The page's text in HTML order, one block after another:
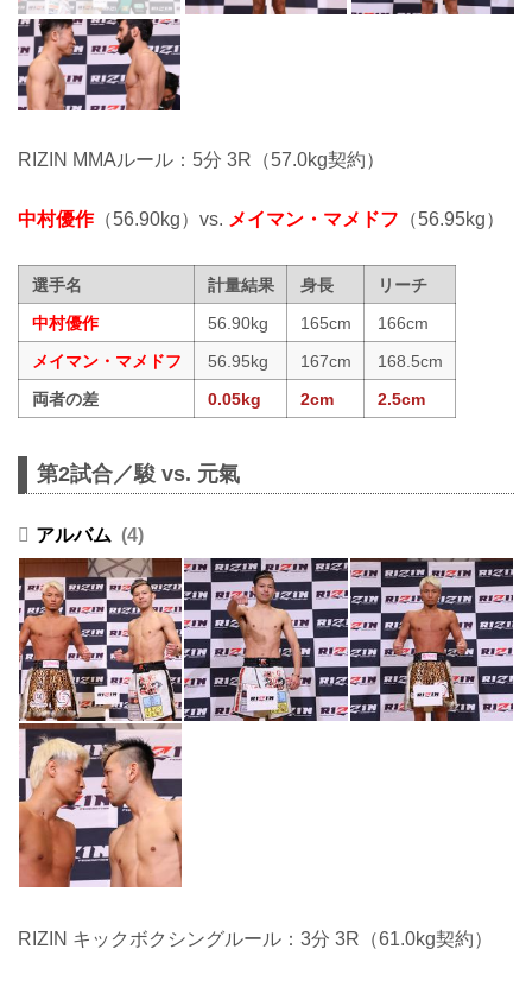
RIZIN MMAルール：5分 3R（57.0kg契約）
中村優作（56.90kg）vs. メイマン・マメドフ （56.95kg）
選手名 計量結果 身長
リーチ
中村優作
56.90kg 165cm
166cm
メイマン・マメドフ
56.95kg 167cm
168.5cm
両者の差
0.05kg 2cm 2.5cm
第2試合／駿 vs. 元氣
4
RIZIN キックボクシングルール：3分 3R（61.0kg契約）